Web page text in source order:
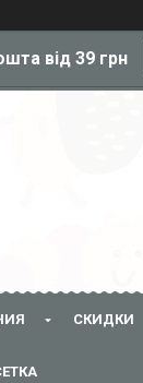
від 39 грн
СКИДКИ